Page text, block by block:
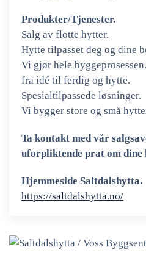
Produkter/Tjenester.
Salg av flotte hytter.
Hytte tilpasset deg og dine
Vi gjør hele byggeprosessen.
fra idé til ferdig og hytte.
Spesialtilpassede løsninger.
Vi bygger store og små
Ta kontakt med vår
uforpliktende prat om dine
Hjemmeside Saltdalshytta.
https://saltdalshytta.no/